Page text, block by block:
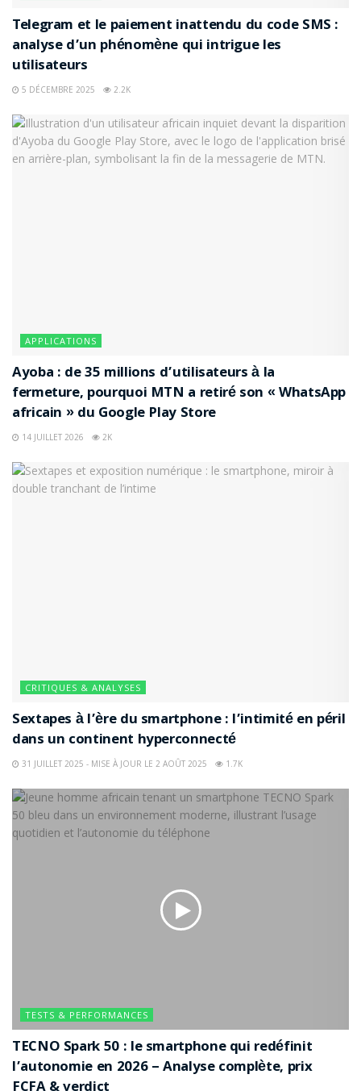
Telegram et le paiement inattendu du code SMS :
analyse d’un phénomène qui intrigue les
utilisateurs
5 DÉCEMBRE 2025 2.2K
APPLICATIONS
Ayoba : de 35 millions d’utilisateurs à la
fermeture, pourquoi MTN a retiré son « WhatsApp
africain » du Google Play Store
14 JUILLET 2026 2K
CRITIQUES & ANALYSES
Sextapes à l’ère du smartphone : l’intimité en péril
dans un continent hyperconnecté
31 JUILLET 2025 - MISE À JOUR LE 2 AOÛT 2025 1.7K
TESTS & PERFORMANCES
TECNO Spark 50 : le smartphone qui redéfinit
l’autonomie en 2026 – Analyse complète, prix